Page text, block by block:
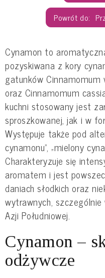
Cynamon to
pozyskiwana z kory
gatunków Cinnamomum
oraz Cinnamomum
kuchni stosowany jest
sproszkowanej, jak i w
Występuje także pod
cynamonu”, „mielony
Charakteryzuje się
aromatem i jest
daniach słodkich oraz
wytrawnych, szczególnie
Azji Południowej.
Cynamon –
odżywcze